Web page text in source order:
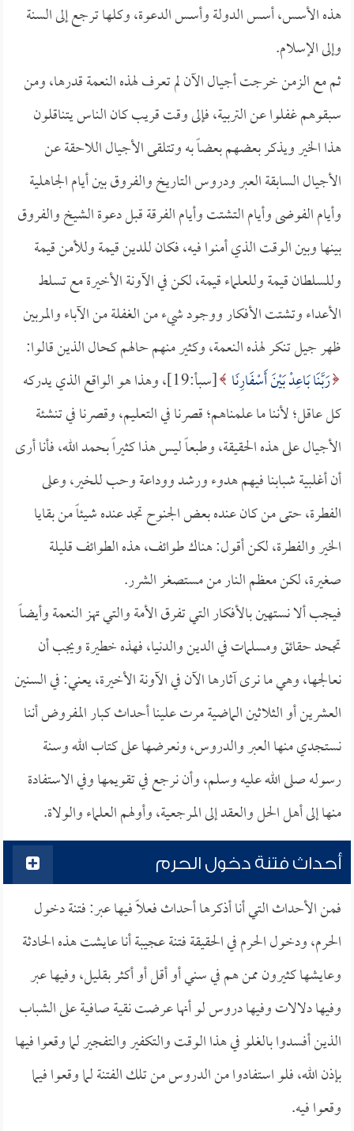
هذه الأسس، أسس الدولة وأسس الدعوة، وكلها ترجع إلى السنة
وإلى الإسلام.
ثم مع الزمن خرجت أجيال الآن لم تعرف لهذه النعمة قدرها، ومن
سبقوهم غفلوا عن التربية، فإلى وقت قريب كان الناس يتناقلون
هذا الخير ويذكر بعضهم بعضاً به وتتلقى الأجيال اللاحقة عن
الأجيال السابقة العبر ودروس التاريخ والفروق بين أيام الجاهلية
وأيام الفوضى وأيام التشتت وأيام الفرقة قبل دعوة الشيخ والفروق
بينها وبين الوقت الذي أمنوا فيه، فكان للدين قيمة وللأمن قيمة
وللسلطان قيمة وللعلماء قيمة، لكن في الآونة الأخيرة مع تسلط
الأعداء وتشتت الأفكار ووجود شيء من الغفلة من الآباء والمربين
ظهر جيل تنكر لهذه النعمة، وكثير منهم حالهم كحال الذين قالوا:
رَبَّنَا بَاعِدْ بَيْنَ أَسْفَارِنَا
[سبأ:19]، وهذا هو الواقع الذي يدركه
كل عاقل؛ لأننا ما علمناهم؛ قصرنا في التعليم، وقصرنا في تنشئة
الأجيال على هذه الحقيقة، وطبعاً ليس هذا كثيراً بحمد الله، فأنا أرى
أن أغلبية شبابنا فيهم هدوء ورشد ووداعة وحب للخير، وعلى
الفطرة، حتى من كان عنده بعض الجنوح تجد عنده شيئاً من بقايا
الخير والفطرة، لكن أقول: هناك طوائف، هذه الطوائف قليلة
صغيرة، لكن معظم النار من مستصغر الشرر.
فيجب ألا نستهين بالأفكار التي تفرق الأمة والتي تهز النعمة وأيضاً
تجحد حقائق ومسلمات في الدين والدنيا، فهذه خطيرة ويجب أن
نعالجها، وهي ما نرى آثارها الآن في الآونة الأخيرة، يعني: في السنين
العشرين أو الثلاثين الماضية مرت علينا أحداث كبار المفروض أننا
نستجدي منها العبر والدروس، ونعرضها على كتاب الله وسنة
رسوله صلى الله عليه وسلم، وأن نرجع في تقويمها وفي الاستفادة
منها إلى أهل الحل والعقد إلى المرجعية، وأولهم العلماء والولاة.
أحداث فتنة دخول الحرم
فمن الأحداث التي أنا أذكرها أحداث فعلاً فيها عبر: فتنة دخول
الحرم، ودخول الحرم في الحقيقة فتنة عجيبة أنا عايشت هذه الحادثة
وعايشها كثيرون ممن هم في سني أو أقل أو أكثر بقليل، وفيها عبر
وفيها دلالات وفيها دروس لو أنها عرضت نقية صافية على الشباب
الذين أفسدوا بالغلو في هذا الوقت والتكفير والتفجير لما وقعوا فيها
بإذن الله، فلو استفادوا من الدروس من تلك الفتنة لما وقعوا فيما
وقعوا فيه.